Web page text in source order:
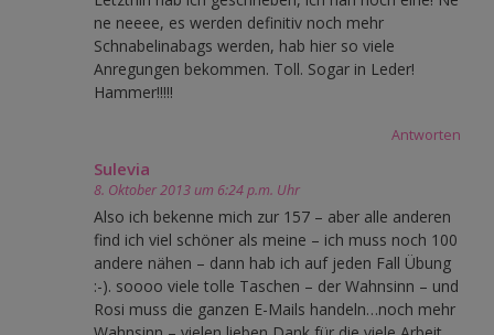
ne neeee, es werden definitiv noch mehr
Schnabelinabags werden, hab hier so viele
Anregungen bekommen. Toll. Sogar in Leder!
Hammer!!!!!
Antworten
Sulevia
8. Oktober 2013 um 6:24 p.m. Uhr
Also ich bekenne mich zur 157 – aber alle anderen
find ich viel schöner als meine – ich muss noch 100
andere nähen – dann hab ich auf jeden Fall Übung
:-). soooo viele tolle Taschen – der Wahnsinn – und
Rosi muss die ganzen E-Mails handeln…noch mehr